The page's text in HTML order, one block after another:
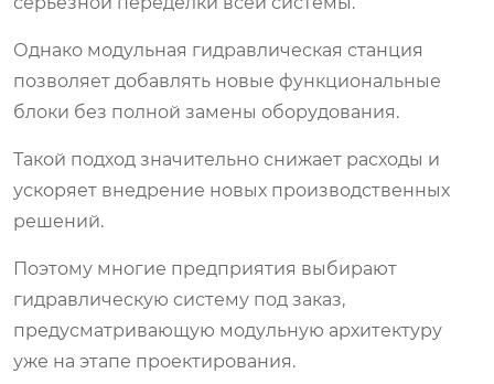
Однако модульная гидравлическая станция
позволяет добавлять новые функциональные
блоки без полной замены оборудования.
Такой подход значительно снижает расходы и
ускоряет внедрение новых производственных
решений.
Поэтому многие предприятия выбирают
гидравлическую систему под заказ,
предусматривающую модульную архитектуру
уже на этапе проектирования.